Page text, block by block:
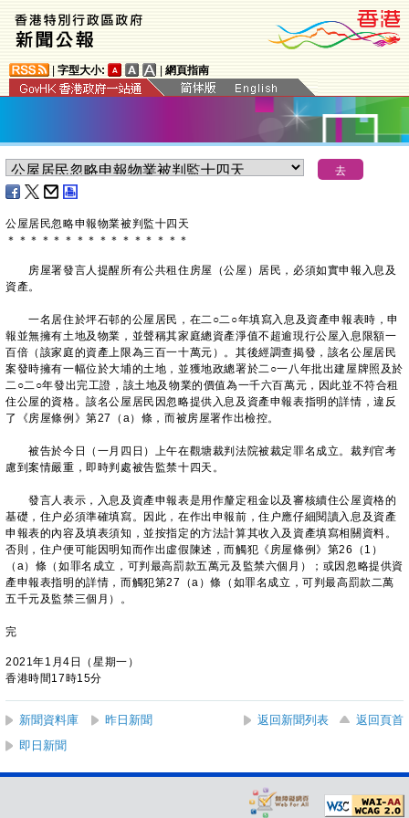
字型大小: 網頁指南
公屋居民忽略申報物業被判監十四天
＊ ＊ ＊ ＊ ＊ ＊ ＊ ＊ ＊ ＊ ＊ ＊ ＊ ＊ ＊ ＊
房屋署發言人提醒所有公共租住房屋（公屋）居民，必須如實申報入息及
資產。
一名居住於坪石邨的公屋居民，在二○二○年填寫入息及資產申報表時，申
報並無擁有土地及物業，並聲稱其家庭總資產淨值不超逾現行公屋入息限額一
百倍（該家庭的資產上限為三百一十萬元）。其後經調查揭發，該名公屋居民
案發時擁有一幅位於大埔的土地，並獲地政總署於二○一八年批出建屋牌照及於
二○二○年發出完工證，該土地及物業的價值為一千六百萬元，因此並不符合租
住公屋的資格。該名公屋居民因忽略提供入息及資產申報表指明的詳情，違反
了《房屋條例》第27（a）條，而被房屋署作出檢控。
被告於今日（一月四日）上午在觀塘裁判法院被裁定罪名成立。裁判官考
慮到案情嚴重，即時判處被告監禁十四天。
發言人表示，入息及資產申報表是用作釐定租金以及審核續住公屋資格的
基礎，住户必須準確填寫。因此，在作出申報前，住户應仔細閱讀入息及資產
申報表的內容及填表須知，並按指定的方法計算其收入及資產填寫相關資料。
否則，住户便可能因明知而作出虛假陳述，而觸犯《房屋條例》第26（1）
（a）條（如罪名成立，可判最高罰款五萬元及監禁六個月）；或因忽略提供資
產申報表指明的詳情，而觸犯第27（a）條（如罪名成立，可判最高罰款二萬
五千元及監禁三個月）。
完
2021年1月4日（星期一）
香港時間17時15分
新聞資料庫 昨日新聞 返回新聞列表
返回頁首
即日新聞